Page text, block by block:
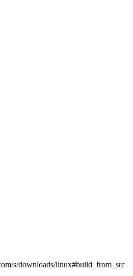
s/downloads/linux#build_from_src